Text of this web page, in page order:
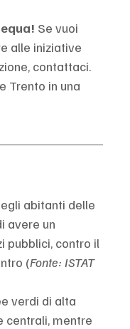
Se vuoi
alle iniziative
contattaci.
Trento in una
abitanti delle
avere un
pubblici, contro il
(Fonte: ISTAT
verdi di alta
centrali, mentre